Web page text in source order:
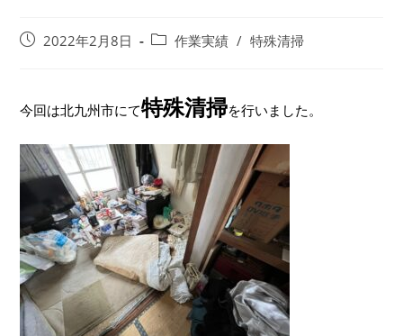
2022年2月8日 作業実績 / 特殊清掃
今回は北九州市にて特殊清掃を行いました。